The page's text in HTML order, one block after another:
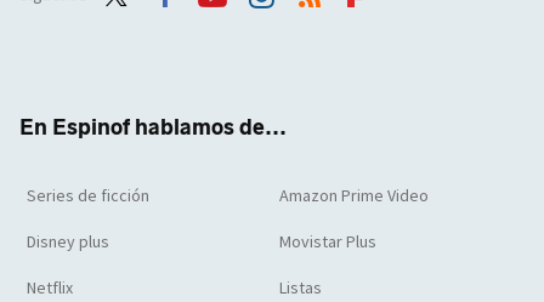
En Espinof hablamos de...
Series de ficción Amazon Prime Video
Disney plus Movistar Plus
Netflix Listas